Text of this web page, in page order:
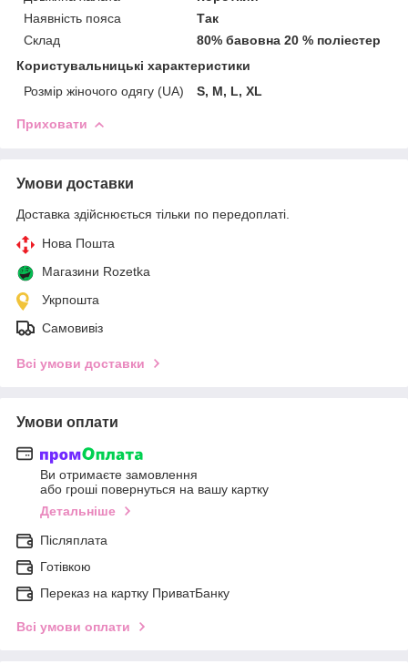
Наявність пояса
Так
Склад
80% бавовна 20 % поліестер
Користувальницькі характеристики
Розмір жіночого одягу (UA)
S, M, L, XL
Приховати
Умови доставки
Доставка здійснюється тільки по передоплаті.
Нова Пошта
Магазини Rozetka
Укрпошта
Самовивіз
Всі умови доставки
Умови оплати
Ви отримаєте замовлення
або гроші повернуться на вашу картку
Детальніше
Післяплата
Готівкою
Переказ на картку ПриватБанку
Всі умови оплати